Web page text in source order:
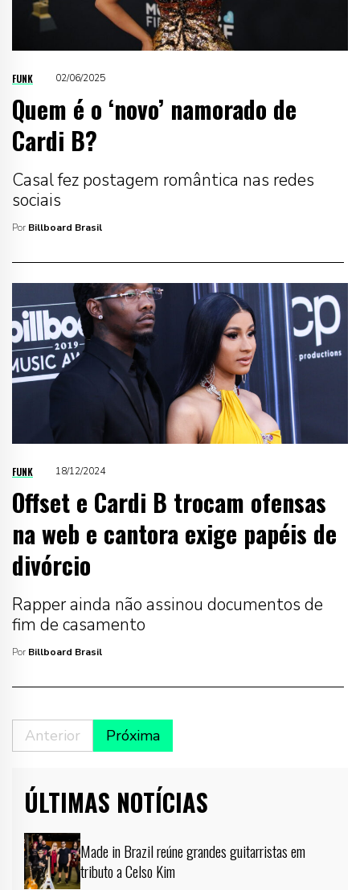
FUNK 02/06/2025
Quem é o ‘novo’ namorado de
Cardi B?
Casal fez postagem romântica nas redes
sociais
Por Billboard Brasil
FUNK 18/12/2024
Offset e Cardi B trocam ofensas
na web e cantora exige papéis de
divórcio
Rapper ainda não assinou documentos de
fim de casamento
Por Billboard Brasil
Anterior Próxima
ÚLTIMAS NOTÍCIAS
Made in Brazil reúne grandes guitarristas em
tributo a Celso Kim